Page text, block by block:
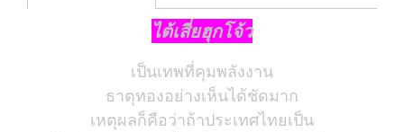
ไต้เสี่ยฮุกโจ้ว
เป็นเทพที่คุมพลังงาน
ธาตุทองอย่างเห็นได้ชัดมาก
เหตุผลก็คือว่าถ้าประเทศไทยเป็น